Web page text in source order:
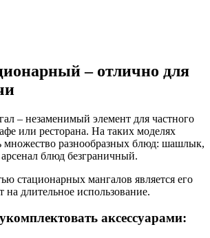
– отлично для
– незаменимый элемент для частного
или ресторана. На таких моделях
множество разнообразных блюд: шашлык,
блюд безграничный.
стационарных мангалов является его
на длительное использование.
аксессуарами: